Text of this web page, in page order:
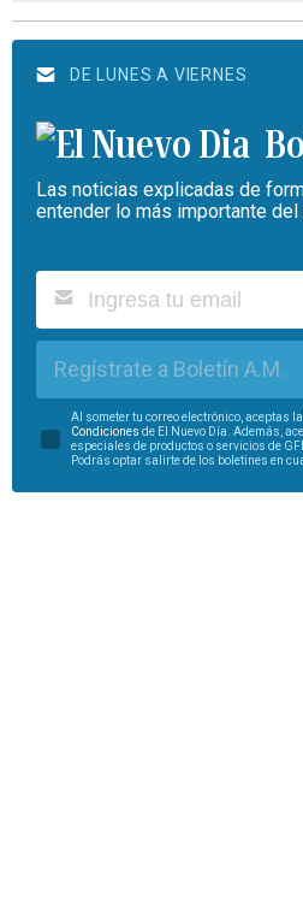
DE LUNES A VIERNES
Las noticias explicadas de
entender lo más importante del
Regístrate a Boletín A.M.
Al someter tu correo electrónico, aceptas la
Condiciones de El Nuevo Día. Además,
especiales de productos o servicios de
Podrás optar salirte de los boletines en